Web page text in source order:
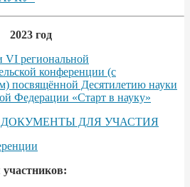
2023 год
VI региональной
конференции (с
посвящённой Десятилетию науки
Федерации «Старт в науку»
ДЛЯ УЧАСТИЯ